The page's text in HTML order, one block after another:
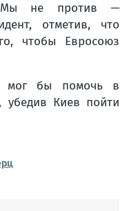
Мы не против —
отметив, что
чтобы Евросоюз
мог бы помочь в
убедив Киев пойти